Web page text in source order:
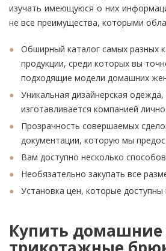
изучать имеющуюся о них
не все преимущества, которыми
Обширный каталог самых разных
продукции, среди которых вы
подходящие модели домашних
Уникальная дизайнерская
изготавливается компанией лично.
Прозрачность совершаемых
документации, которую мы
Вам доступно несколько
Необязательно закупать все
Установка цен, которые доступны
Купить домашние